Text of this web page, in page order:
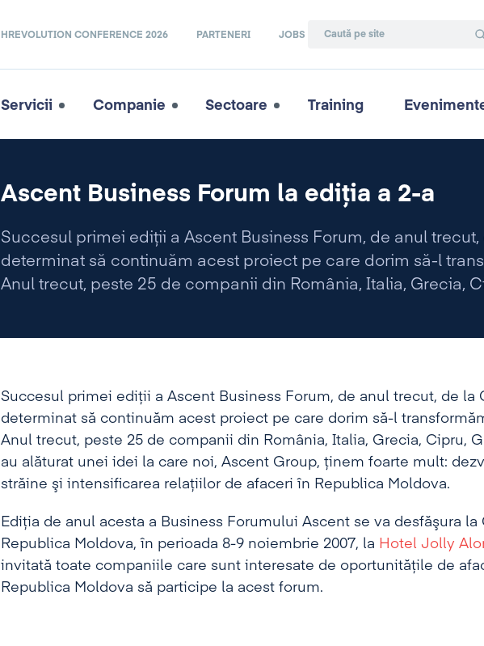
HREVOLUTION CONFERENCE 2026 PARTENERI JOBS
Servicii Companie Sectoare Training
Ascent Business Forum la ediţia a 2-a
Succesul primei ediţii a Ascent Business Forum, de anul
determinat să continuăm acest proiect pe care dorim să-l
Anul trecut, peste 25 de companii din România, Italia, Grecia,
Succesul primei ediţii a Ascent Business Forum, de anul trecut, de la
determinat să continuăm acest proiect pe care dorim să-l
Anul trecut, peste 25 de companii din România, Italia, Grecia, Cipru,
au alăturat unei idei la care noi, Ascent Group, ţinem foarte mult:
străine şi intensificarea relaţiilor de afaceri în Republica Moldova.
Ediţia de anul acesta a Business Forumului Ascent se va desfăşura la
Republica Moldova, în perioada 8-9 noiembrie 2007, la Hotel Jolly
invitată toate companiile care sunt interesate de oportunităţile de
Republica Moldova să participe la acest forum.